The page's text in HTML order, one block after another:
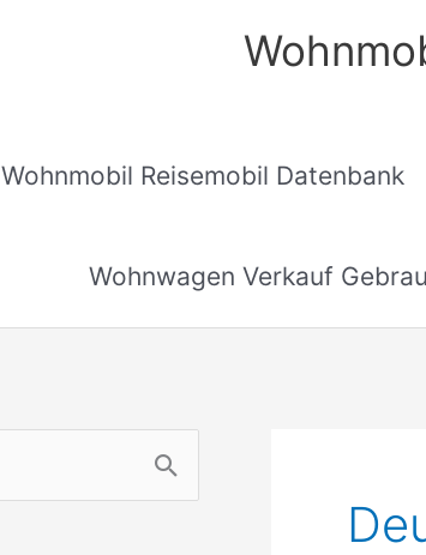
Wohnmobil Reisemobil Datenbank
Wohnwagen Verkauf